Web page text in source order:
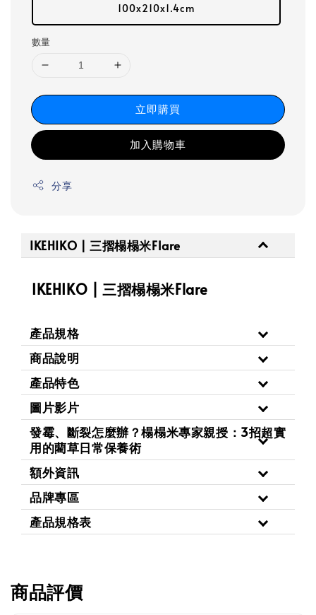
100x210x1.4cm
數量
立即購買
加入購物車
分享
IKEHIKO | 三摺榻榻米Flare
IKEHIKO | 三摺榻榻米Flare
產品規格
商品說明
產品特色
圖片影片
發霉、斷裂怎麼辦？榻榻米專家親授：3招超實
用的藺草日常保養術
額外資訊
品牌專區
產品規格表
商品評價